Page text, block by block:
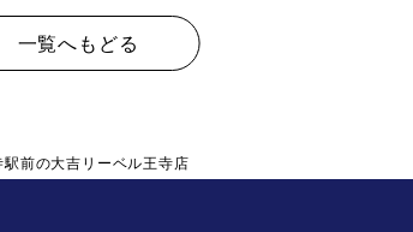
一覧へもどる
前の大吉リーベル王寺店